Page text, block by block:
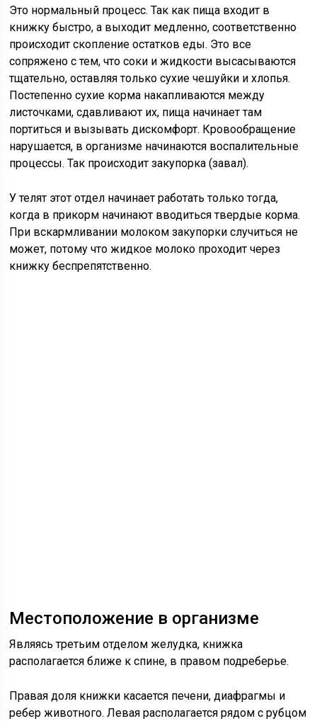
Это нормальный процесс. Так как пища входит в
книжку быстро, а выходит медленно, соответственно
происходит скопление остатков еды. Это все
сопряжено с тем, что соки и жидкости высасываются
тщательно, оставляя только сухие чешуйки и хлопья.
Постепенно сухие корма накапливаются между
листочками, сдавливают их, пища начинает там
портиться и вызывать дискомфорт. Кровообращение
нарушается, в организме начинаются воспалительные
процессы. Так происходит закупорка (завал).
У телят этот отдел начинает работать только тогда,
когда в прикорм начинают вводиться твердые корма.
При вскармливании молоком закупорки случиться не
может, потому что жидкое молоко проходит через
книжку беспрепятственно.
Местоположение в организме
Являясь третьим отделом желудка, книжка
располагается ближе к спине, в правом подреберье.
Правая доля книжки касается печени, диафрагмы и
ребер животного. Левая располагается рядом с рубцом